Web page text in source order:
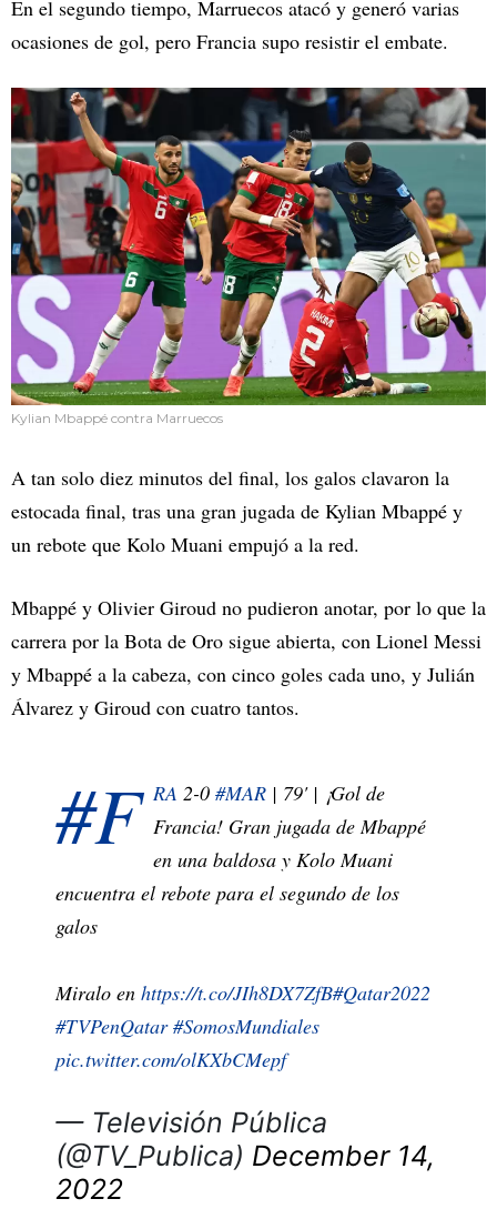
En el segundo tiempo, Marruecos atacó y generó varias
ocasiones de gol, pero Francia supo resistir el embate.
Kylian Mbappé contra Marruecos
A tan solo diez minutos del final, los galos clavaron la
estocada final, tras una gran jugada de Kylian Mbappé y
un rebote que Kolo Muani empujó a la red.
Mbappé y Olivier Giroud no pudieron anotar, por lo que la
carrera por la Bota de Oro sigue abierta, con Lionel Messi
y Mbappé a la cabeza, con cinco goles cada uno, y Julián
Álvarez y Giroud con cuatro tantos.
#F RA 2-0 #MAR | 79' | ¡Gol de
Francia! Gran jugada de Mbappé
en una baldosa y Kolo Muani
encuentra el rebote para el segundo de los
galos
Miralo en https://t.co/JIh8DX7ZfB#Qatar2022
#TVPenQatar #SomosMundiales
pic.twitter.com/olKXbCMepf
— Televisión Pública
(@TV_Publica) December 14,
2022